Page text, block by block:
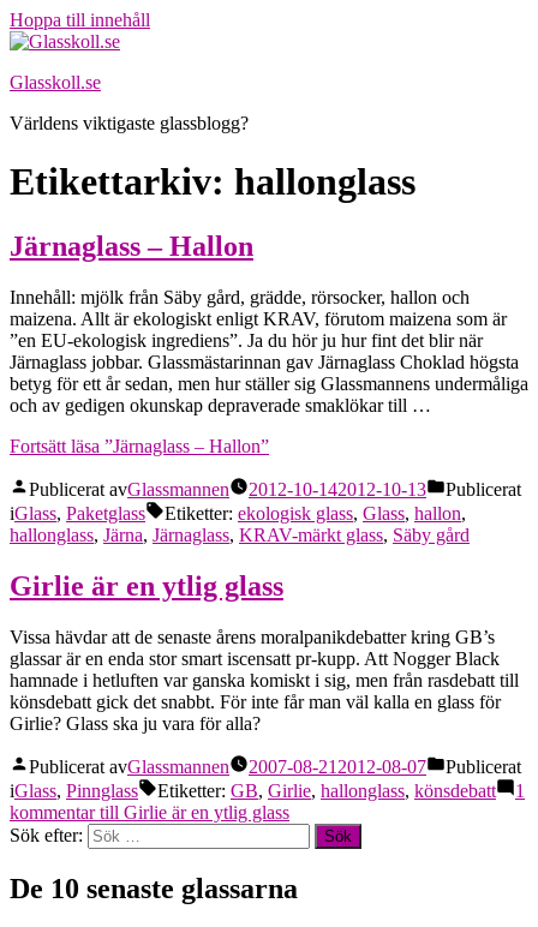
Hoppa till innehåll
Glasskoll.se
Världens viktigaste glassblogg?
Etikettarkiv: hallonglass
Järnaglass – Hallon
Innehåll: mjölk från Säby gård, grädde, rörsocker, hallon och
maizena. Allt är ekologiskt enligt KRAV, förutom maizena som är
”en EU-ekologisk ingrediens”. Ja du hör ju hur fint det blir när
Järnaglass jobbar. Glassmästarinnan gav Järnaglass Choklad högsta
betyg för ett år sedan, men hur ställer sig Glassmannens undermåliga
och av gedigen okunskap depraverade smaklökar till …
Fortsätt läsa ”Järnaglass – Hallon”
Publicerat avGlassmannen 2012-10-142012-10-13
Publicerat
iGlass, Paketglass Etiketter: ekologisk glass, Glass, hallon,
hallonglass, Järna, Järnaglass, KRAV-märkt glass, Säby gård
Girlie är en ytlig glass
Vissa hävdar att de senaste årens moralpanikdebatter kring GB’s
glassar är en enda stor smart iscensatt pr-kupp. Att Nogger Black
hamnade i hetluften var ganska komiskt i sig, men från rasdebatt till
könsdebatt gick det snabbt. För inte får man väl kalla en glass för
Girlie? Glass ska ju vara för alla?
Publicerat avGlassmannen 2007-08-21 2012-08-07
Publicerat
iGlass, Pinnglass Etiketter: GB, Girlie, hallonglass, könsdebatt
1
kommentartill Girlie är en ytlig glass
Sök efter:
De 10 senaste glassarna